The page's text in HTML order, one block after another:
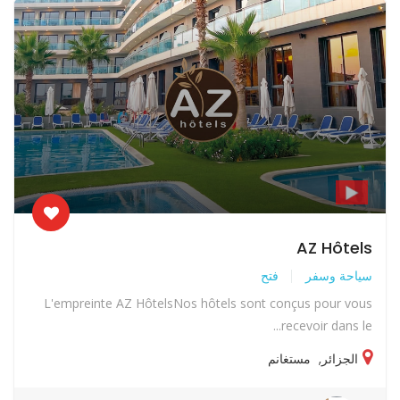
AZ Hôtels
سياحة وسفر فتح
L'empreinte AZ HôtelsNos hôtels sont conçus pour vous
recevoir dans le...
الجزائر , مستغانم